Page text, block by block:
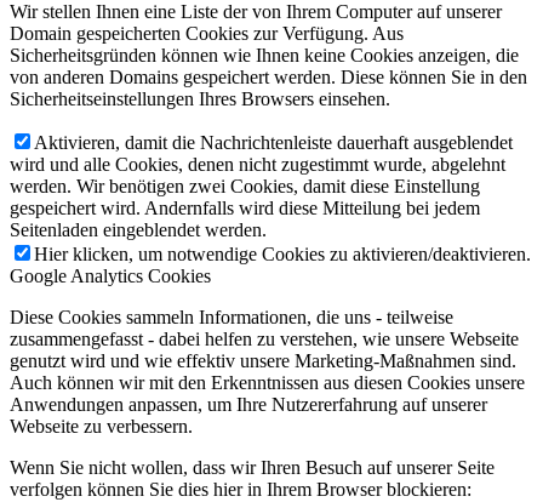
Wir stellen Ihnen eine Liste der von Ihrem Computer auf unserer
Domain gespeicherten Cookies zur Verfügung. Aus
Sicherheitsgründen können wie Ihnen keine Cookies anzeigen, die
von anderen Domains gespeichert werden. Diese können Sie in den
Sicherheitseinstellungen Ihres Browsers einsehen.
Aktivieren, damit die Nachrichtenleiste dauerhaft ausgeblendet
wird und alle Cookies, denen nicht zugestimmt wurde, abgelehnt
werden. Wir benötigen zwei Cookies, damit diese Einstellung
gespeichert wird. Andernfalls wird diese Mitteilung bei jedem
Seitenladen eingeblendet werden.
Hier klicken, um notwendige Cookies zu aktivieren/deaktivieren.
Google Analytics Cookies
Diese Cookies sammeln Informationen, die uns - teilweise
zusammengefasst - dabei helfen zu verstehen, wie unsere Webseite
genutzt wird und wie effektiv unsere Marketing-Maßnahmen sind.
Auch können wir mit den Erkenntnissen aus diesen Cookies unsere
Anwendungen anpassen, um Ihre Nutzererfahrung auf unserer
Webseite zu verbessern.
Wenn Sie nicht wollen, dass wir Ihren Besuch auf unserer Seite
verfolgen können Sie dies hier in Ihrem Browser blockieren: